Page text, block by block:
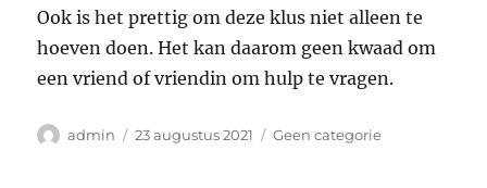
Ook is het prettig om deze klus niet alleen te
hoeven doen. Het kan daarom geen kwaad om
een vriend of vriendin om hulp te vragen.
Auteur
admin
Geplaatst
23 augustus 2021 Categorieën
Geen categorie